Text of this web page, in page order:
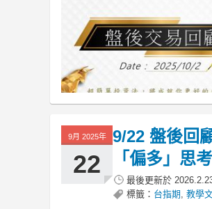
9月 2025年
22
9/22 盤後回
「偏多」思考
最後更新於
標籤： 台指期 教學